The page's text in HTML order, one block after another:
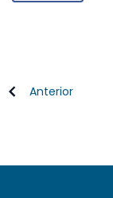
Anterior